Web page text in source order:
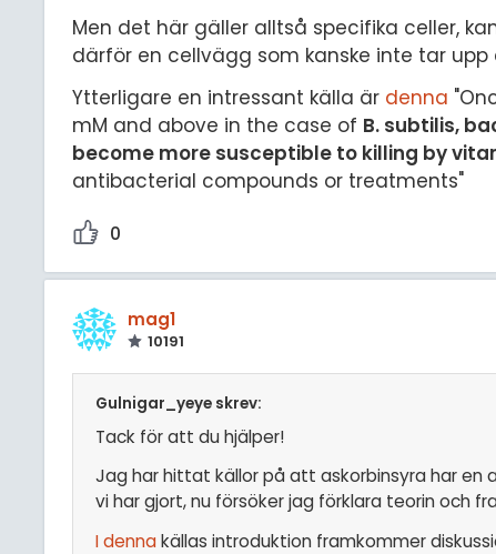
Men det här gäller alltså specifika celler,
därför en cellvägg som kanske inte tar
Ytterligare en intressant källa är denna
mM and above in the case of B. subtilis,
become more susceptible to killing by
antibacterial compounds or treatments"
0
mag1
10191
Gulnigar_yeye skrev:
Tack för att du hjälper!
Jag har hittat källor på att askorbinsyra har en
vi har gjort, nu försöker jag förklara teorin och
I dennakällas introduktion framkommer